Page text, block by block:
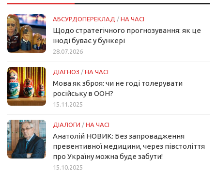
АБСУРДОПЕРЕКЛАД / НА ЧАСІ
Щодо стратегічного прогнозування: як це
іноді буває у бункері
28.07.2026
ДІАГНОЗ / НА ЧАСІ
Мова як зброя: чи не годі толерувати
російську в ООН?
15.11.2025
ДІАЛОГИ / НА ЧАСІ
Анатолій НОВИК: Без запровадження
превентивної медицини, через півстоліття
про Україну можна буде забути!
15.10.2025